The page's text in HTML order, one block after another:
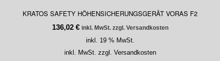
KRATOS SAFETY HÖHENSICHERUNGSGERÄT VORAS F2
136,02 € inkl. MwSt. zzgl. Versandkosten
inkl. 19 % MwSt.
inkl. MwSt. zzgl. Versandkosten